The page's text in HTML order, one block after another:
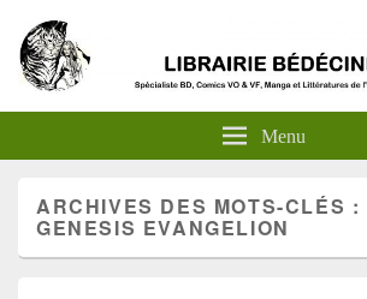
Menu
ARCHIVES DES MOTS-CLÉS :
GENESIS EVANGELION